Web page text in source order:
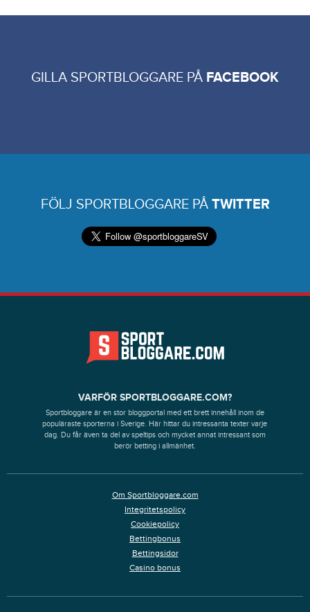
GILLA SPORTBLOGGARE PÅ FACEBOOK
FÖLJ SPORTBLOGGARE PÅ TWITTER
VARFÖR SPORTBLOGGARE.COM?
Sportbloggare är en stor bloggportal med ett brett innehåll inom de
populäraste sporterna i Sverige. Här hittar du intressanta texter varje
dag. Du får även ta del av speltips och mycket annat intressant som
berör betting i allmänhet.
Om Sportbloggare.com
Integritetspolicy
Cookiepolicy
Bettingbonus
Bettingsidor
Casino bonus